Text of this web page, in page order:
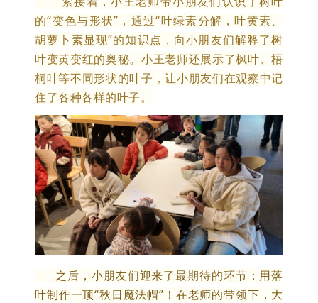
的“变色与形状”，通过“叶绿素分解，叶黄素、
胡萝卜素显现”的知识点，向小朋友们解释了树
叶变黄变红的奥秘。小王老师还展示了枫叶、梧
桐叶等不同形状的叶子，让小朋友们在观察中记
住了各种各样的叶子。
之后，小朋友们迎来了最期待的环节：用落
叶制作一顶“秋日魔法帽”！在老师的带领下，大